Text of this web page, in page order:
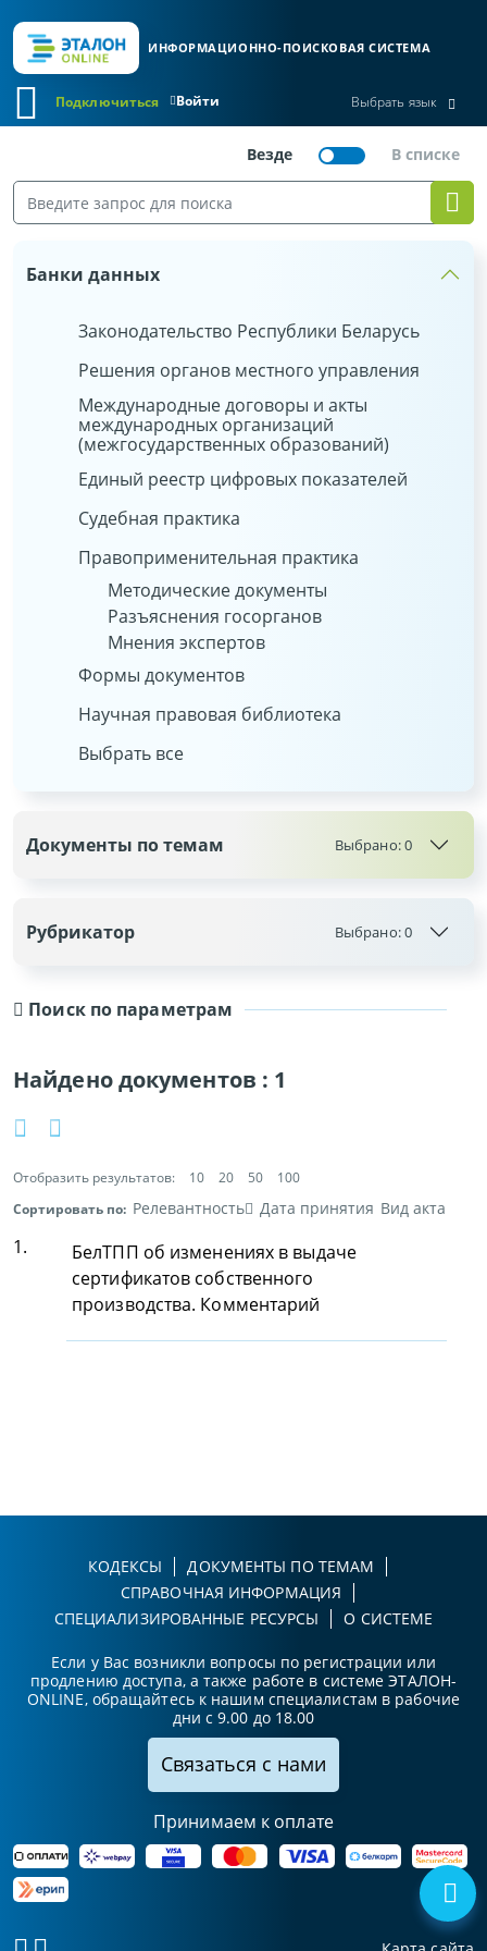
ИНФОРМАЦИОННО-ПОИСКОВАЯ СИСТЕМА
Войти
Подключиться Выбрать язык
Поиск по параметрам
Найдено документов : 1
Отобразить результатов: 10 20 50
100
Сортировать по: Релевантность Дата принятия Вид акта
1.
БелТПП об изменениях в выдаче
сертификатов собственного
производства. Комментарий
Банки данных
Законодательство Республики Беларусь
Решения органов местного управления
Международные договоры и акты
международных организаций
(межгосударственных образований)
Единый реестр цифровых показателей
Судебная практика
Правоприменительная практика
Методические документы
Разъяснения госорганов
Мнения экспертов
Формы документов
Научная правовая библиотека
Выбрать все
Документы по темам Выбрано:0
Рубрикатор Выбрано:0
КОДЕКСЫ
ДОКУМЕНТЫ ПО ТЕМАМ
СПРАВОЧНАЯ ИНФОРМАЦИЯ
СПЕЦИАЛИЗИРОВАННЫЕ РЕСУРСЫ
О СИСТЕМЕ
Если у Вас возникли вопросы по регистрации или
продлению доступа, а также работе в системе ЭТАЛОН-
ONLINE, обращайтесь к нашим специалистам в рабочие
дни с 9.00 до 18.00
Связаться с нами
Принимаем к оплате